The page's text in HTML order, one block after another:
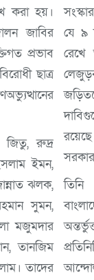
করা হয়।
জাবির
প্রভাব
ছাত্র
জিতু, রুদ্র
ইমন,
ঝলক,
সুমন,
মজুমদার
তানজিম
তাদের
যে ৯